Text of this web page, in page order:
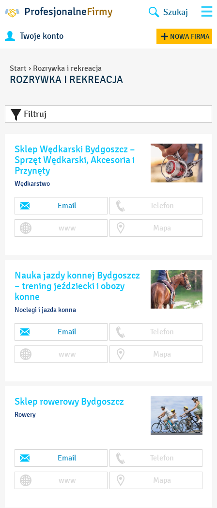
ProfesjonalneFirmy Szukaj
Twoje konto NOWA FIRMA
Start › Rozrywka i rekreacja
ROZRYWKA I REKREACJA
Filtruj
Sklep Wędkarski Bydgoszcz –
Sprzęt Wędkarski, Akcesoria i
Przynęty
Wędkarstwo
Email Telefon
www Mapa
Nauka jazdy konnej Bydgoszcz
– trening jeździecki i obozy
konne
Noclegi i jazda konna
Email Telefon
www Mapa
Sklep rowerowy Bydgoszcz
Rowery
Email Telefon
www Mapa